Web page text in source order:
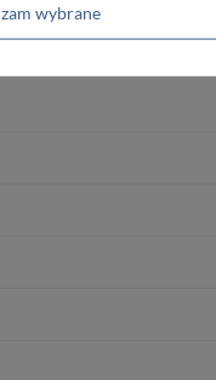
wybrane